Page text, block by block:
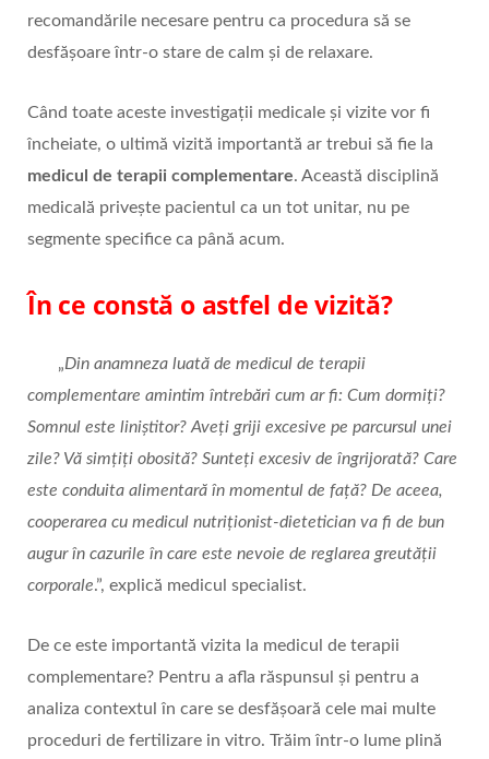
recomandările necesare pentru ca procedura să se
desfășoare într-o stare de calm și de relaxare.
Când toate aceste investigații medicale și vizite vor fi
încheiate, o ultimă vizită importantă ar trebui să fie la
medicul de terapii complementare. Această disciplină
medicală privește pacientul ca un tot unitar, nu pe
segmente specifice ca până acum.
În ce constă o astfel de vizită?
„Din anamneza luată de medicul de terapii
complementare amintim întrebări cum ar fi: Cum dormiți?
Somnul este liniștitor? Aveți griji excesive pe parcursul unei
zile? Vă simțiți obosită? Sunteți excesiv de îngrijorată? Care
este conduita alimentară în momentul de față? De aceea,
cooperarea cu medicul nutriționist-dietetician va fi de bun
augur în cazurile în care este nevoie de reglarea greutății
corporale.”, explică medicul specialist.
De ce este importantă vizita la medicul de terapii
complementare? Pentru a afla răspunsul și pentru a
analiza contextul în care se desfășoară cele mai multe
proceduri de fertilizare in vitro. Trăim într-o lume plină